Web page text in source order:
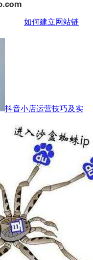
如何建立网站链
抖音小店运营技巧及实